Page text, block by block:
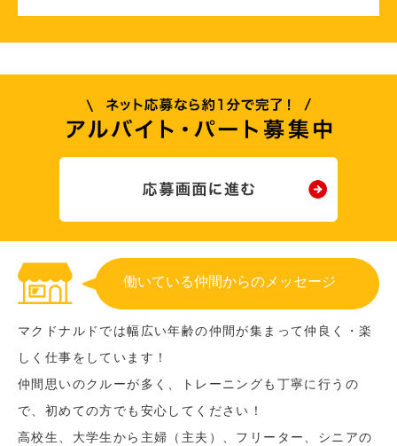
働いている仲間からのメッセージ
マクドナルドでは幅広い年齢の仲間が集まって仲良く・楽
しく仕事をしています！
仲間思いのクルーが多く、トレーニングも丁寧に行うの
で、初めての方でも安心してください！
高校生、大学生から主婦（主夫）、フリーター、シニアの